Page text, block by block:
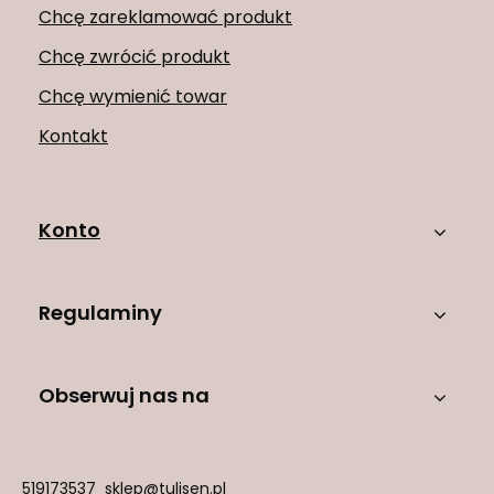
Chcę zareklamować produkt
Chcę zwrócić produkt
Chcę wymienić towar
Kontakt
Konto
Regulaminy
Obserwuj nas na
519173537 sklep@tulisen.pl